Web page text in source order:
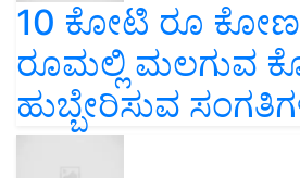
10 ಕೋಟಿ ರೂ
ರೂಮಲ್ಲಿ ಮಲಗುವ
ಹುಬ್ಬೇರಿಸುವ